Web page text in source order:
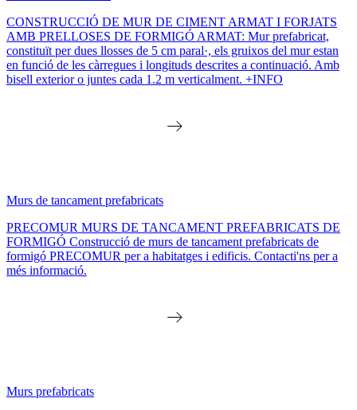
CONSTRUCCIÓ DE MUR DE CIMENT ARMAT I FORJATS
AMB PRELLOSES DE FORMIGÓ ARMAT: Mur prefabricat,
constituït per dues llosses de 5 cm paral·, els gruixos del mur estan
en funció de les càrregues i longituds descrites a continuació. Amb
bisell exterior o juntes cada 1.2 m verticalment. +INFO
Murs de tancament prefabricats
PRECOMUR MURS DE TANCAMENT PREFABRICATS DE
FORMIGÓ Construcció de murs de tancament prefabricats de
formigó PRECOMUR per a habitatges i edificis. Contacti'ns per a
més informació.
Murs prefabricats